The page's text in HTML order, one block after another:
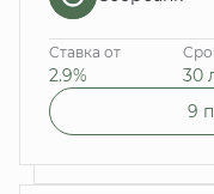
Ставка от
2.9% 30
9